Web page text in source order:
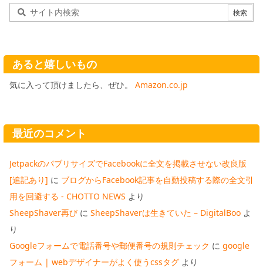
あると嬉しいもの
気に入って頂けましたら、ぜひ。 Amazon.co.jp
最近のコメント
JetpackのパブリサイズでFacebookに全文を掲載させない改良版
[追記あり] に ブログからFacebook記事を自動投稿する際の全文引
用を回避する - CHOTTO NEWS より
SheepShaver再び に SheepShaverは生きていた – DigitalBoo よ
り
Googleフォームで電話番号や郵便番号の規則チェック に google
フォーム | webデザイナーがよく使うcssタグ より